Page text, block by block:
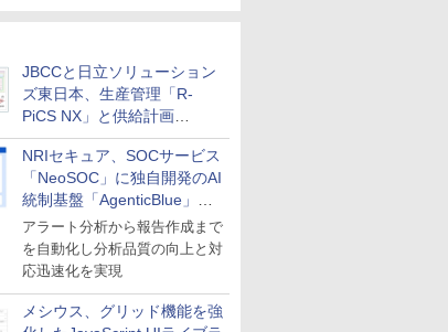
JBCCと日立ソリューション
ズ東日本、生産管理「R-
PiCS NX」と供給計画
「scSQUARE ISP」の連携サ
ービスを提供開始
NRIセキュア、SOCサービス
「NeoSOC」に独自開発のAI
統制基盤「AgenticBlue」を
導入
アラート分析から報告作成まで
を自動化し分析品質の向上と対
応迅速化を実現
メシウス、グリッド機能を強